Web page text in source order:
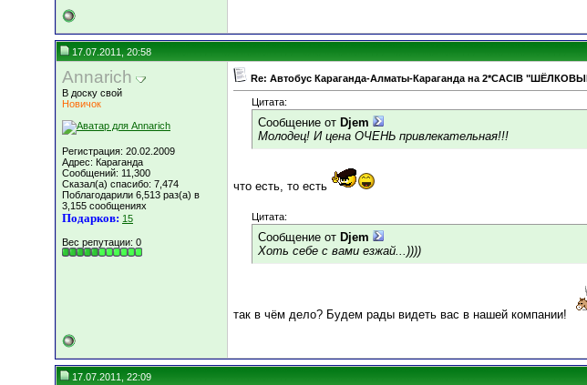
17.07.2011, 20:58
Annarich
В доску свой
Новичок
Регистрация: 20.02.2009
Адрес: Караганда
Сообщений: 11,300
Сказал(а) спасибо: 7,474
Поблагодарили 6,513 раз(а) в
3,155 сообщениях
Подарков: 15
Вес репутации: 0
Re: Автобус Караганда-Алматы-Караганда на 2*CACIB
Цитата:
Сообщение от Djem
Молодец! И цена ОЧЕНЬ привлекательная!!!
что есть, то есть
Цитата:
Сообщение от Djem
Хоть себе с вами езжай...))))
так в чём дело? Будем рады видеть вас в нашей компании!
17.07.2011, 22:09